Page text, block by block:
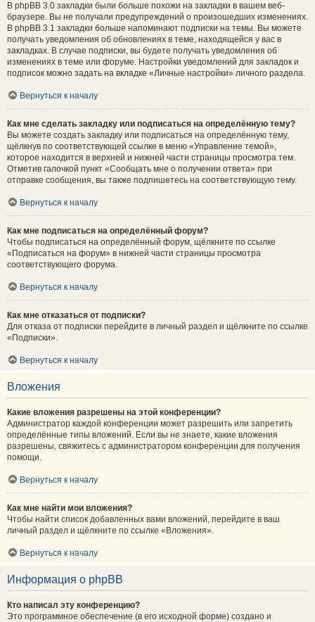
В phpBB 3.0 закладки были больше похожи на закладки в вашем веб-
браузере. Вы не получали предупреждений о произошедших изменениях.
В phpBB 3.1 закладки больше напоминают подписки на темы. Вы можете
получать уведомления об обновлениях в теме, находящейся у вас в
закладках. В случае подписки, вы будете получать уведомления об
изменениях в теме или форуме. Настройки уведомлений для закладок и
подписок можно задать на вкладке «Личные настройки» личного раздела.
Вернуться к началу
Как мне сделать закладку или подписаться на определённую тему?
Вы можете создать закладку или подписаться на определённую тему,
щёлкнув по соответствующей ссылке в меню «Управление темой»,
которое находится в верхней и нижней части страницы просмотра тем.
Отметив галочкой пункт «Сообщать мне о получении ответа» при
отправке сообщения, вы также подпишетесь на соответствующую тему.
Вернуться к началу
Как мне подписаться на определённый форум?
Чтобы подписаться на определённый форум, щёлкните по ссылке
«Подписаться на форум» в нижней части страницы просмотра
соответствующего форума.
Вернуться к началу
Как мне отказаться от подписки?
Для отказа от подписки перейдите в личный раздел и щёлкните по ссылке
«Подписки».
Вернуться к началу
Вложения
Какие вложения разрешены на этой конференции?
Администратор каждой конференции может разрешить или запретить
определённые типы вложений. Если вы не знаете, какие вложения
разрешены, свяжитесь с администратором конференции для получения
помощи.
Вернуться к началу
Как мне найти мои вложения?
Чтобы найти список добавленных вами вложений, перейдите в ваш
личный раздел и щёлкните по ссылке «Вложения».
Вернуться к началу
Информация о phpBB
Кто написал эту конференцию?
Это программное обеспечение (в его исходной форме) создано и